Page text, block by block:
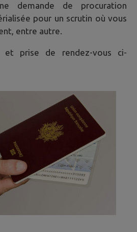
demande de procuration
pour un scrutin où vous
entre autre.
et prise de rendez-vous ci-